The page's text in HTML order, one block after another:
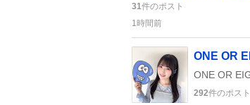
31件のポスト
1時間前
292件のポスト